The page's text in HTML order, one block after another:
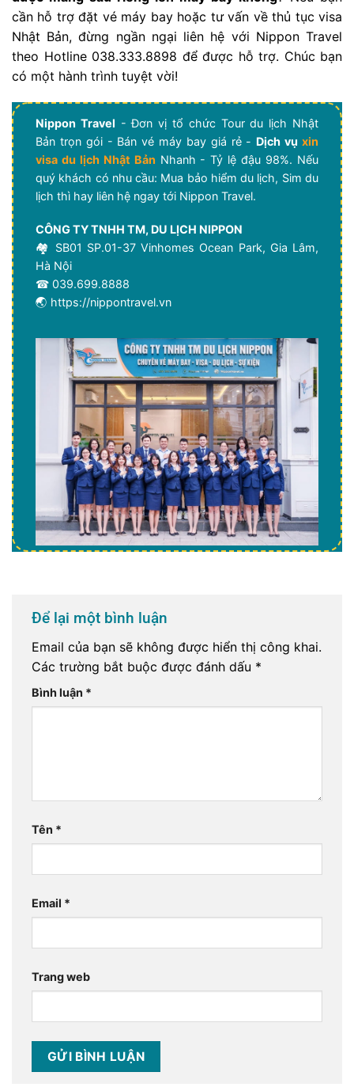
cần hỗ trợ đặt vé máy bay hoặc tư vấn về thủ tục visa
Nhật Bản, đừng ngần ngại liên hệ với Nippon Travel
theo Hotline 038.333.8898 để được hỗ trợ. Chúc bạn
có một hành trình tuyệt vời!
Nippon Travel - Đơn vị tổ chức Tour du lịch Nhật
Bản trọn gói - Bán vé máy bay giá rẻ - Dịch vụxin
visa du lịch Nhật Bản Nhanh - Tỷ lệ đậu 98%. Nếu
quý khách có nhu cầu: Mua bảo hiểm du lịch, Sim du
lịch thì hay liên hệ ngay tới Nippon Travel.
CÔNG TY TNHH TM, DU LỊCH NIPPON
🏘 SB01 SP.01-37 Vinhomes Ocean Park, Gia Lâm,
Hà Nội
☎ 039.699.8888
🌏 https://nippontravel.vn
Để lại một bình luận
Email của bạn sẽ không được hiển thị công khai.
Các trường bắt buộc được đánh dấu *
Bình luận *
Tên *
Email *
Trang web